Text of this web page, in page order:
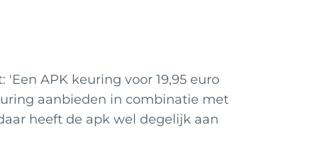
APK keuring voor 19,95 euro
aanbieden in combinatie met
heeft de apk wel degelijk aan